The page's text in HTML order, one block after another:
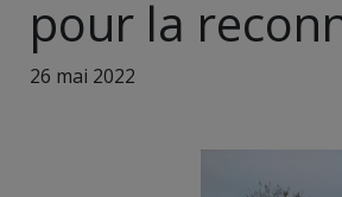
pour la
26 mai 2022